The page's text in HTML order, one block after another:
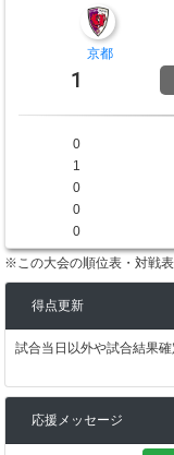
京都
1
0
1
0
0
0
※この大会の順位表・対戦
得点更新
試合当日以外や試合結果
応援メッセージ